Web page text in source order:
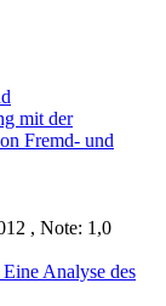
mit der
Fremd- und
, Note: 1,0
Analyse des